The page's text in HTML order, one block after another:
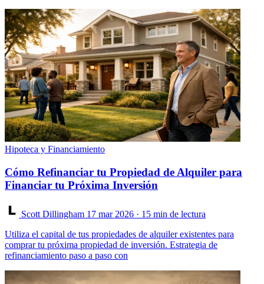
Hipoteca y Financiamiento
Cómo Refinanciar tu Propiedad de Alquiler para
Financiar tu Próxima Inversión
Scott Dillingham 17 mar 2026 · 15 min de lectura
Utiliza el capital de tus propiedades de alquiler existentes para
comprar tu próxima propiedad de inversión. Estrategia de
refinanciamiento paso a paso con